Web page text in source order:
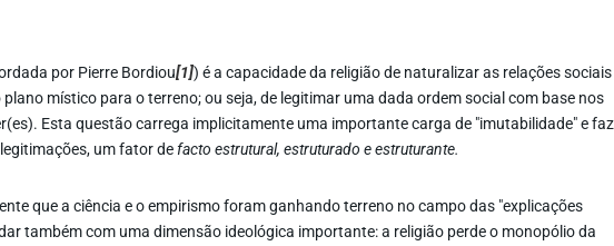
por Pierre Bordiou[1]) é a capacidade da religião de naturalizar as relações sociais
místico para o terreno; ou seja, de legitimar uma dada ordem social com base nos
Esta questão carrega implicitamente uma importante carga de "imutabilidade" e
um fator defacto estrutural, estruturado e estruturante.
que a ciência e o empirismo foram ganhando terreno no campo das "explicações
também com uma dimensão ideológica importante: a religião perde o monopólio da